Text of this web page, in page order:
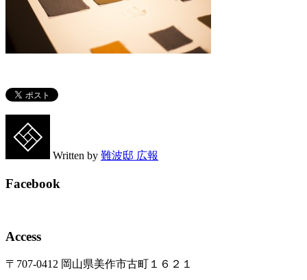
Written by 難波邸 広報
Facebook
Access
〒707-0412 岡山県美作市古町１６２１